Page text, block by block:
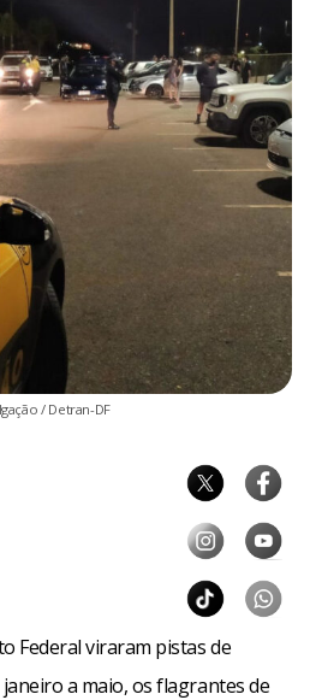
/ Detran-DF
Federal viraram pistas de
a maio, os flagrantes de